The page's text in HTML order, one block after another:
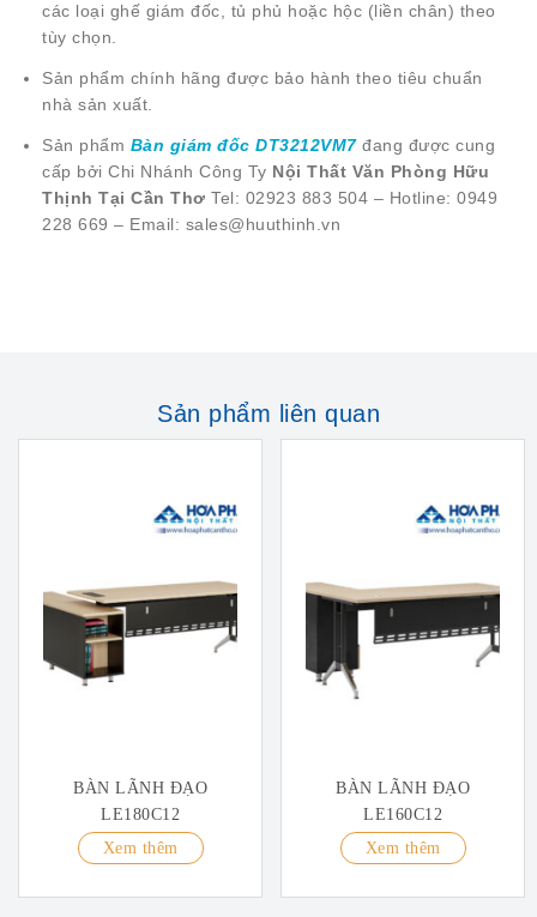
các loại ghế giám đốc, tủ phủ hoặc hộc (liền chân) theo
tùy chọn.
Sản phẩm chính hãng được bảo hành theo tiêu chuẩn
nhà sản xuất.
Sản phẩm Bàn giám đốc DT3212VM7 đang được cung
cấp bởi Chi Nhánh Công Ty Nội Thất Văn Phòng Hữu
Thịnh Tại Cần Thơ Tel: 02923 883 504 – Hotline: 0949
228 669 – Email: sales@huuthinh.vn
Sản phẩm liên quan
BÀN LÃNH ĐẠO
LE180C12
Xem thêm
BÀN LÃNH ĐẠO
LE160C12
Xem thêm